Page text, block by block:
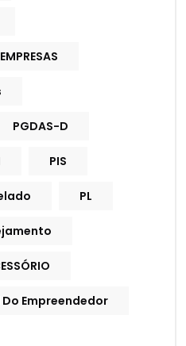
PGDAS-D
PIS
PL
Empreendedor